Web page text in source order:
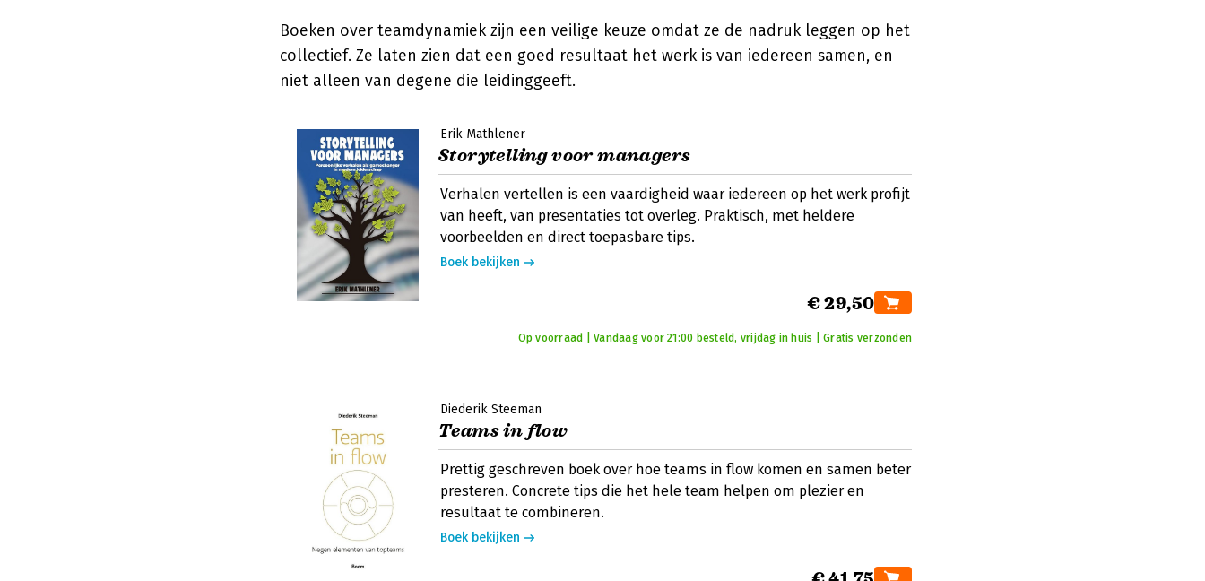
Boeken over teamdynamiek zijn een veilige keuze omdat ze de nadruk leggen op het
collectief. Ze laten zien dat een goed resultaat het werk is van iedereen samen, en
niet alleen van degene die leidinggeeft.
Erik Mathlener
Storytelling voor managers
Verhalen vertellen is een vaardigheid waar iedereen op het werk profijt
van heeft, van presentaties tot overleg. Praktisch, met heldere
voorbeelden en direct toepasbare tips.
Boek bekijken
€ 29,50
Op voorraad | Vandaag voor 21:00 besteld, vrijdag in huis | Gratis verzonden
Diederik Steeman
Teams in flow
Prettig geschreven boek over hoe teams in flow komen en samen beter
presteren. Concrete tips die het hele team helpen om plezier en
resultaat te combineren.
Boek bekijken